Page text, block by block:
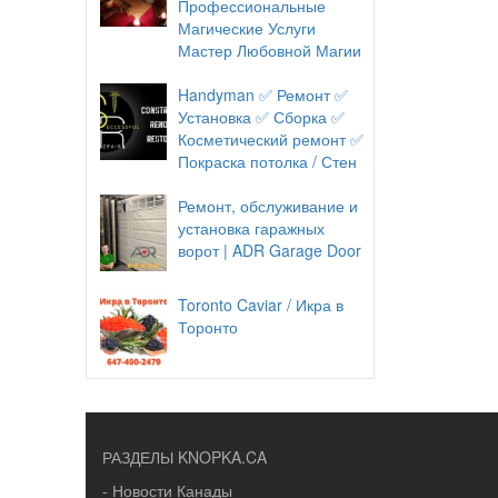
Профессиональные
Магические Услуги
Мастер Любовной Магии
Handyman ✅ Ремонт ✅
Установка ✅ Сборка ✅
Косметический ремонт ✅
Покраска потолка / Стен
Ремонт, обслуживание и
установка гаражных
ворот | ADR Garage Door
Toronto Caviar / Икра в
Торонто
РАЗДЕЛЫ KNOPKA.CA
- Новости Канады